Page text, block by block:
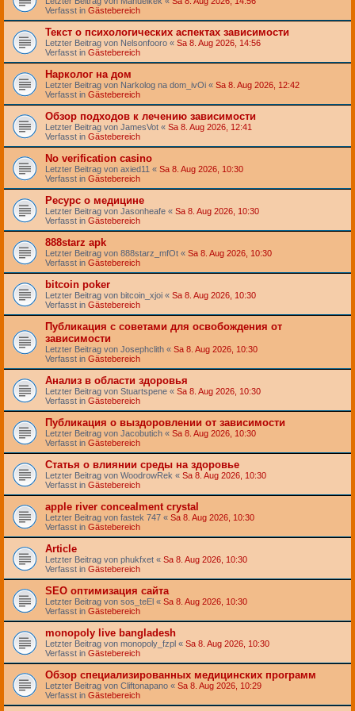
Verfasst in Gästebereich
Текст о психологических аспектах зависимости
Letzter Beitrag von Nelsonfooro « Sa 8. Aug 2026, 14:56
Verfasst in Gästebereich
Нарколог на дом
Letzter Beitrag von Narkolog na dom_ivOi « Sa 8. Aug 2026, 12:42
Verfasst in Gästebereich
Обзор подходов к лечению зависимости
Letzter Beitrag von JamesVot « Sa 8. Aug 2026, 12:41
Verfasst in Gästebereich
No verification casino
Letzter Beitrag von axied11 « Sa 8. Aug 2026, 10:30
Verfasst in Gästebereich
Ресурс о медицине
Letzter Beitrag von Jasonheafe « Sa 8. Aug 2026, 10:30
Verfasst in Gästebereich
888starz apk
Letzter Beitrag von 888starz_mfOt « Sa 8. Aug 2026, 10:30
Verfasst in Gästebereich
bitcoin poker
Letzter Beitrag von bitcoin_xjoi « Sa 8. Aug 2026, 10:30
Verfasst in Gästebereich
Публикация с советами для освобождения от
зависимости
Letzter Beitrag von Josephclith « Sa 8. Aug 2026, 10:30
Verfasst in Gästebereich
Анализ в области здоровья
Letzter Beitrag von Stuartspene « Sa 8. Aug 2026, 10:30
Verfasst in Gästebereich
Публикация о выздоровлении от зависимости
Letzter Beitrag von Jacobutich « Sa 8. Aug 2026, 10:30
Verfasst in Gästebereich
Статья о влиянии среды на здоровье
Letzter Beitrag von WoodrowRek « Sa 8. Aug 2026, 10:30
Verfasst in Gästebereich
apple river concealment crystal
Letzter Beitrag von fastek 747 « Sa 8. Aug 2026, 10:30
Verfasst in Gästebereich
Article
Letzter Beitrag von phukfxet « Sa 8. Aug 2026, 10:30
Verfasst in Gästebereich
SEO оптимизация сайта
Letzter Beitrag von sos_teEl « Sa 8. Aug 2026, 10:30
Verfasst in Gästebereich
monopoly live bangladesh
Letzter Beitrag von monopoly_fzpl « Sa 8. Aug 2026, 10:30
Verfasst in Gästebereich
Обзор специализированных медицинских программ
Letzter Beitrag von Cliftonapano « Sa 8. Aug 2026, 10:29
Verfasst in Gästebereich